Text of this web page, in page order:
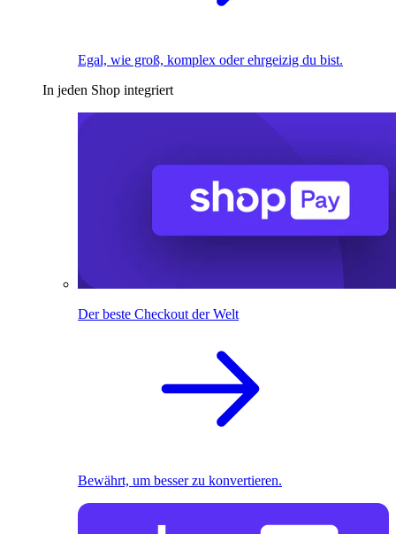
Egal, wie groß, komplex oder ehrgeizig du bist.
In jeden Shop integriert
Der beste Checkout der Welt
Bewährt, um besser zu konvertieren.